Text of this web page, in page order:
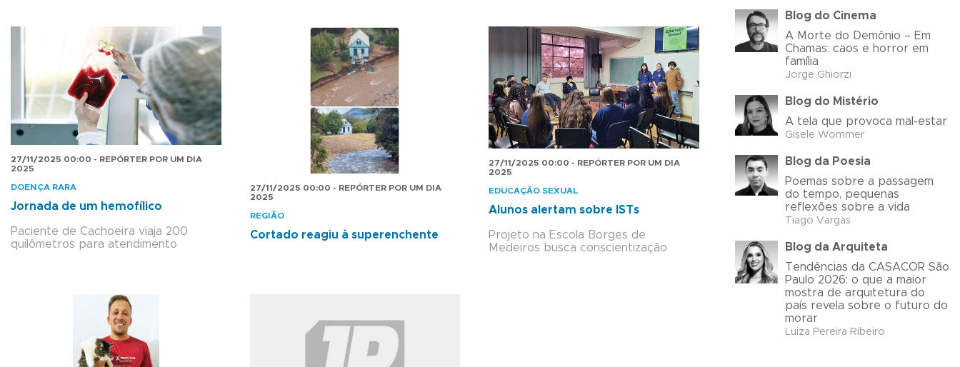
27/11/2025 00:00 - REPÓRTER POR UM DIA
2025
DOENÇA RARA
Jornada de um hemofílico
Paciente de Cachoeira viaja 200
quilômetros para atendimento
27/11/2025 00:00 - REPÓRTER POR UM DIA
2025
REGIÃO
Cortado reagiu à superenchente
27/11/2025 00:00 - REPÓRTER POR UM DIA
2025
EDUCAÇÃO SEXUAL
Alunos alertam sobre ISTs
Projeto na Escola Borges de
Medeiros busca conscientização
Blog do Cinema
A Morte do Demônio – Em
Chamas: caos e horror em
família
Jorge Ghiorzi
Blog do Mistério
A tela que provoca mal-estar
Gisele Wommer
Blog da Poesia
Poemas sobre a passagem
do tempo, pequenas
reflexões sobre a vida
Tiago Vargas
Blog da Arquiteta
Tendências da CASACOR São
Paulo 2026: o que a maior
mostra de arquitetura do
país revela sobre o futuro do
morar
Luiza Pereira Ribeiro